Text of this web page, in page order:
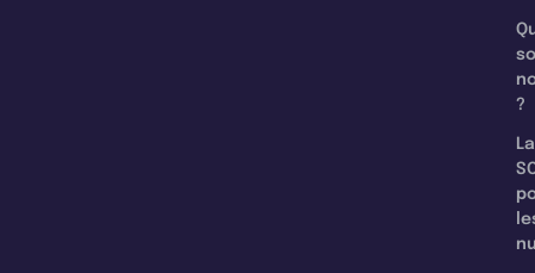
?
La